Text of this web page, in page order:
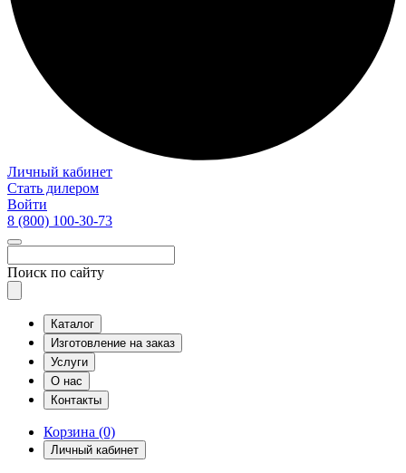
Личный кабинет
Стать дилером
Войти
8 (800) 100-30-73
Поиск по сайту
Каталог
Изготовление на заказ
Услуги
О нас
Контакты
Корзина (0)
Личный кабинет